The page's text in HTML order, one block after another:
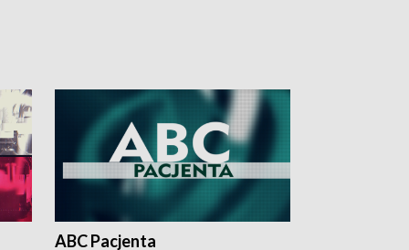
ABC Pacjenta